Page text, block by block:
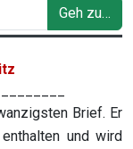
Geh zu…
Brief. Er
und wird